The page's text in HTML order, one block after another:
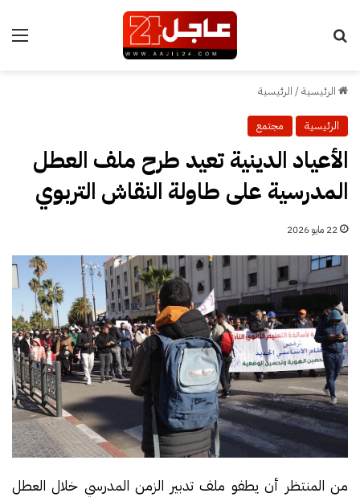
الرئيسية/ الرئيسية
الرئيسية مجتمع
الأعياد الدينية تعيد طرح ملف العطل
المدرسية على طاولة النقاش التربوي
22 مايو 2026
من المنتظر أن يطفو ملف تدبير الزمن المدرسي خلال العطل